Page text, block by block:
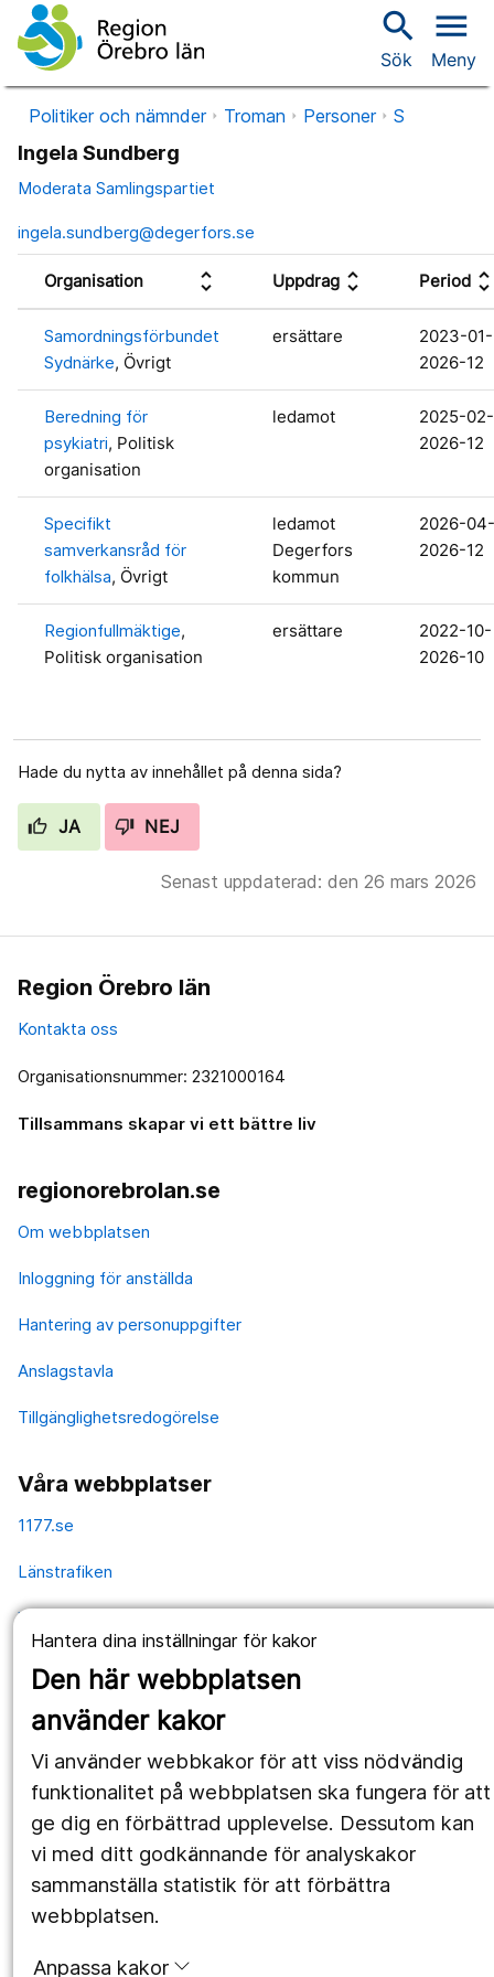
Hantera dina inställningar för kakor
Den här webbplatsen
använder kakor
Vi använder webbkakor för att viss nödvändig
funktionalitet på webbplatsen ska fungera för att
ge dig en förbättrad upplevelse. Dessutom kan
vi med ditt godkännande för analyskakor
sammanställa statistik för att förbättra
webbplatsen.
Anpassa kakor
search
Sök
menu
Meny
Politiker och nämnder Troman Personer S
Ingela Sundberg
Moderata Samlingspartiet
ingela.sundberg@degerfors.se
Organisation unfold_more Uppdrag unfold_more Period
Samordningsförbundet
Sydnärke, Övrigt
ersättare
2023-01-
2026-12
Beredning för
psykiatri, Politisk
organisation
ledamot
2025-02-
2026-12
Specifikt
samverkansråd för
folkhälsa, Övrigt
ledamot
Degerfors
kommun
2026-04-
2026-12
Regionfullmäktige,
Politisk organisation
ersättare
2022-10-
2026-10
Hade du nytta av innehållet på denna sida?
JA NEJ
Senast uppdaterad: den 26 mars 2026
Region Örebro län
Kontakta oss
Organisationsnummer: 2321000164
Tillsammans skapar vi ett bättre liv
regionorebrolan.se
Om webbplatsen
Inloggning för anställda
Hantering av personuppgifter
Anslagstavla
Tillgänglighetsredogörelse
Våra webbplatser
1177.se
Länstrafiken
Vårdgivare
Utveckling
Facebook
portraitInstagram
work_outlineLinkedIn